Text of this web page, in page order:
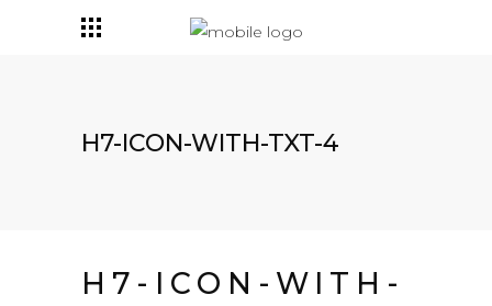
H7-ICON-WITH-TXT-4
H7-ICON-WITH-